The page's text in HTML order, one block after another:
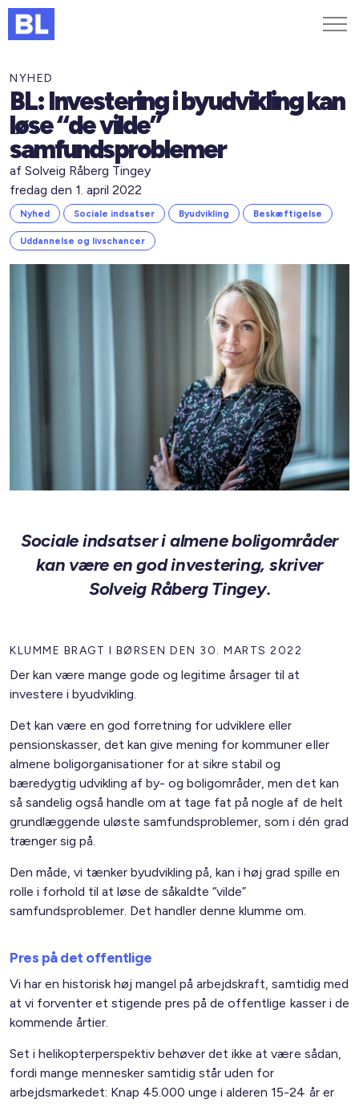
Genveje
Find medarbejder
Kurser og arrangementer
Jobportalen
MitBL
NYHED
BL: Investering i byudvikling kan
løse “de vilde”
samfundsproblemer
af Solveig Råberg Tingey
fredag den 1. april 2022
Nyhed Sociale indsatser Byudvikling Beskæftigelse
Uddannelse og livschancer
Sociale indsatser i almene boligområder
kan være en god investering, skriver
Solveig Råberg Tingey.
KLUMME BRAGT I BØRSEN DEN 30. MARTS 2022
Der kan være mange gode og legitime årsager til at
investere i byudvikling.
Det kan være en god forretning for udviklere eller
pensionskasser, det kan give mening for kommuner eller
almene boligorganisationer for at sikre stabil og
bæredygtig udvikling af by- og boligområder, men det kan
så sandelig også handle om at tage fat på nogle af de helt
grundlæggende uløste samfundsproblemer, som i dén grad
trænger sig på.
Den måde, vi tænker byudvikling på, kan i høj grad spille en
rolle i forhold til at løse de såkaldte “vilde”
samfundsproblemer. Det handler denne klumme om.
Pres på det offentlige
Vi har en historisk høj mangel på arbejdskraft, samtidig med
at vi forventer et stigende pres på de offentlige kasser i de
kommende årtier.
Set i helikopterperspektiv behøver det ikke at være sådan,
fordi mange mennesker samtidig står uden for
arbejdsmarkedet: Knap 45.000 unge i alderen 15-24 år er